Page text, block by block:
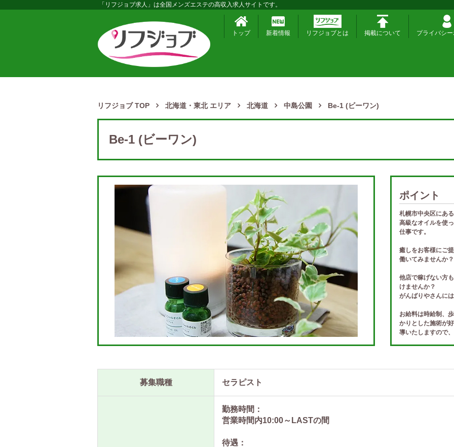
「リフジョブ求人」は全国メンズエステの高収入求人サイトです。
トップ 新着情報 リフジョブとは 掲載について プライバシ
リフジョブ TOP 北海道・東北 エリア 北海道 中島公園 Be-1 (ビーワン)
Be-1 (ビーワン)
ポイント
札幌市中央区にあ
高級なオイルを使
仕事です。
癒しをお客様にご
働いてみませんか？
他店で稼げない方
けませんか？
がんばりやさんに
お給料は時給制、
かりとした施術が
導いたしますので
癒しのお仕事が好
募集職種 セラピスト
勤務時間：
営業時間内10:00～LASTの間
待遇：